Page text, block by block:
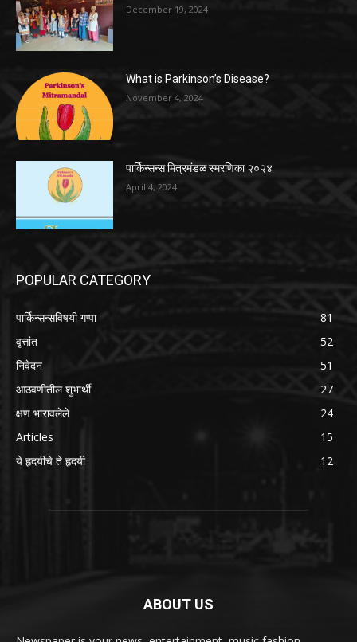
December 19, 2024
What is Parkinson’s Disease?
November 4, 2024
पार्किन्सन्स मित्रमंडळ स्मरणिका २०२४
April 4, 2024
POPULAR CATEGORY
पार्किन्सन्सविषयी गप्पा
81
वृत्तांत
52
निवेदन
51
आठवणीतील शुभार्थी
27
क्षण भारावलेले
24
Articles
15
ये हृदयीचे ते हृदयी
12
ABOUT US